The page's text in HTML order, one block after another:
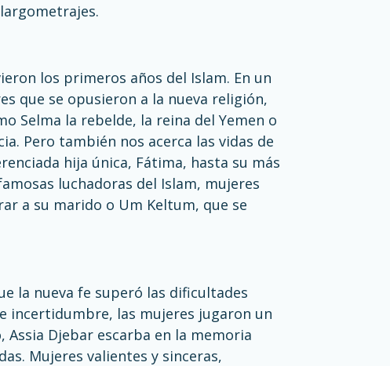
los primeros años del Islam. En un
que se opusieron a la nueva religión,
Selma la rebelde, la reina del Yemen o
Pero también nos acerca las vidas de
hija única, Fátima, hasta su más
luchadoras del Islam, mujeres
a su marido o Um Keltum, que se
la nueva fe superó las dificultades
incertidumbre, las mujeres jugaron un
Assia Djebar escarba en la memoria
Mujeres valientes y sinceras,